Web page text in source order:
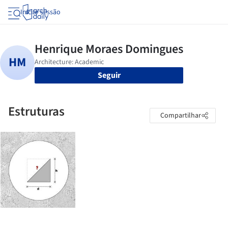
Iniciar sessão
Seguir
Estruturas Compartilhar